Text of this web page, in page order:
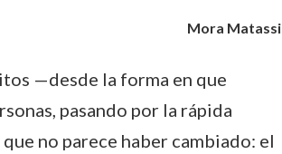
Mora Matassi
—desde la forma en que
pasando por la rápida
no parece haber cambiado: el